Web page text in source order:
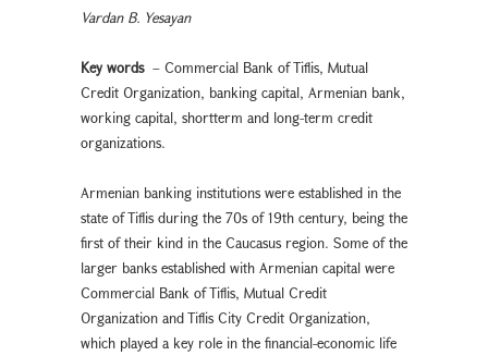
Vardan B. Yesayan
Key words– Commercial Bank of Tiflis, Mutual
Credit Organization, banking capital, Armenian bank,
working capital, shortterm and long-term credit
organizations.
Armenian banking institutions were established in the
state of Tiflis during the 70s of 19th century, being the
first of their kind in the Caucasus region. Some of the
larger banks established with Armenian capital were
Commercial Bank of Tiflis, Mutual Credit
Organization and Tiflis City Credit Organization,
which played a key role in the financial-economic life